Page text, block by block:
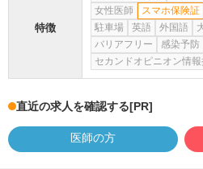
特徴
女性医師
スマホ保険証
駐車場
英語 外国語
バリアフリー
感染予防
セカンドオピニオン情
直近の求人を確認する[PR]
医師の方